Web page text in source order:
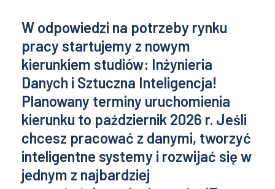
W odpowiedzi na potrzeby rynku
pracy startujemy z nowym
kierunkiem studiów: Inżynieria
Danych i Sztuczna Inteligencja!
Planowany terminy uruchomienia
kierunku to październik 2026 r. Jeśli
chcesz pracować z danymi, tworzyć
inteligentne systemy i rozwijać się w
jednym z najbardziej